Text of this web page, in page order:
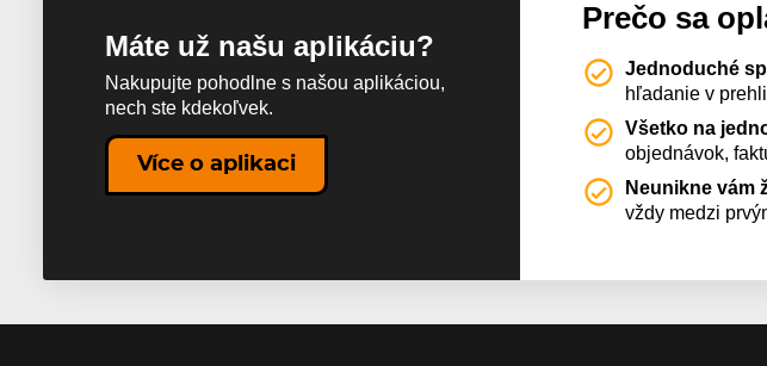
Máte už našu aplikáciu?
Nakupujte pohodlne s našou aplikáciou,
nech ste kdekoľvek.
Více o aplikaci
Prečo sa
Jednoduché
hľadanie v
Všetko na
objednávok,
Neunikne vám
vždy medzi